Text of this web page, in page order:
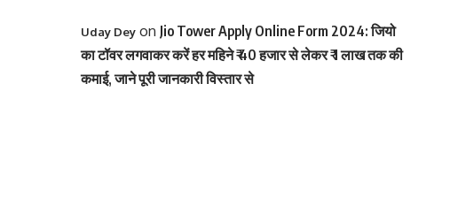
Uday Deyon Jio Tower Apply Online Form 2024: जियो
का टॉवर लगवाकर करें हर महिने ₹ 40 हजार से लेकर ₹ 1 लाख तक की
कमाई, जाने पूरी जानकारी विस्तार से